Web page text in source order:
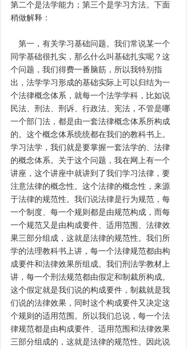
第二个是法学能力；第三个是学习方法。下面
稍做解释：
第一，有关学习基础问题。我们常说某一个
同学基础很扎实，那么什么叫基础扎实呢？这
个问题，我们得费一番脑筋，所以我特别指
出，法学学习形成的基础实际上可以归结为一
个法律概念体系，就每一个法学学科，比如说
民法、刑法、刑诉、行政法、宪法，不管是哪
一个部门法，都是由一套法律概念体系所构成
的。这个概念体系统统都在我们的教科书上。
学习法学，我们就是要掌握一套法学的、法律
的概念体系。关于这个问题，我在网上有一个
讲座，这个讲座中就讲到了我们学习法律，要
注意法律的概念性。这个法律的概念性，来源
于法律的规范性。我们说法律是行为规范，每
一个制度、每一个规则都是由规范构成，而每
一个规范又是由构成要件、适用范围、法律效
果三部分组成，这就是法律的规范性。我们所
学的法理教科书上讲，每一个法律规范都由构
成要件和法律效果所组成。我们刑法学教材上
讲，每一个刑法规范都由假定和制裁所构成。
这个假定就是我们说的构成要件，制裁就是我
们说的法律效果，同时这个构成要件又决定这
个规则的适用范围。所以我们总说，每一个法
律规范都是由构成要件、适用范围和法律效果
三部分组成的，这就是法律的规范性。因此说